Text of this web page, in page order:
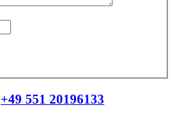
+49 551 20196133